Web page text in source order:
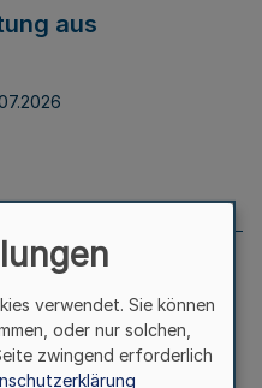
aus
204 vom
verwendet. Sie können
oder nur solchen,
zwingend erforderlich